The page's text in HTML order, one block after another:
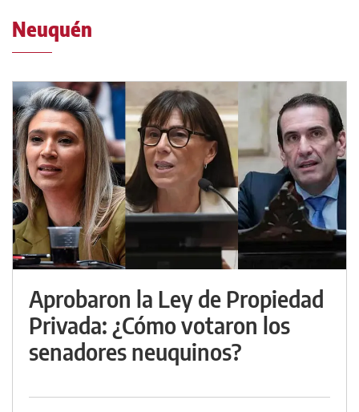
Neuquén
Aprobaron la Ley de Propiedad
Privada: ¿Cómo votaron los
senadores neuquinos?